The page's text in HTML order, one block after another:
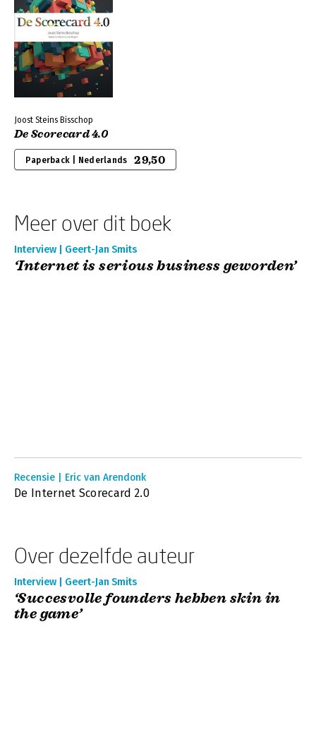
Joost Steins Bisschop
De Scorecard 4.0
Paperback | Nederlands 29,50
Meer over dit boek
Interview | Geert-Jan Smits
‘Internet is serious business geworden’
Recensie | Eric van Arendonk
De Internet Scorecard 2.0
Over dezelfde auteur
Interview | Geert-Jan Smits
‘Succesvolle founders hebben skin in
the game’